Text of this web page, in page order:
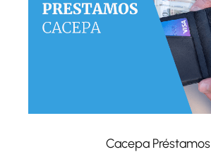
Cacepa Préstamos